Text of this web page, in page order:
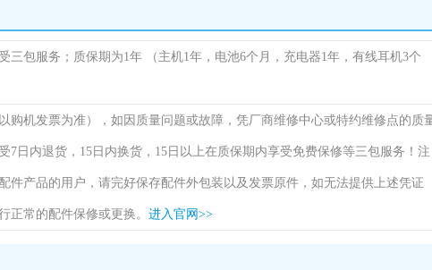
三包服务；质保期为1年 （主机1年，电池6个月，充电器1年，有线耳机3个
购机发票为准），如因质量问题或故障，凭厂商维修中心或特约维修点的质
7日内退货，15日内换货，15日以上在质保期内享受免费保修等三包服务！
件产品的用户，请完好保存配件外包装以及发票原件，如无法提供上述凭证
正常的配件保修或更换。 进入官网>>